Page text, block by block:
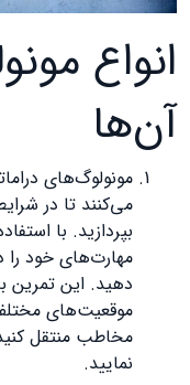
انواع
آن‌ها
مونولوگ‌های
می‌کنند تا در
بپردازید. با
مهارت‌های خود
دهید. این تمرین
موقعیت‌های
مخاطب منتقل
نمایید.